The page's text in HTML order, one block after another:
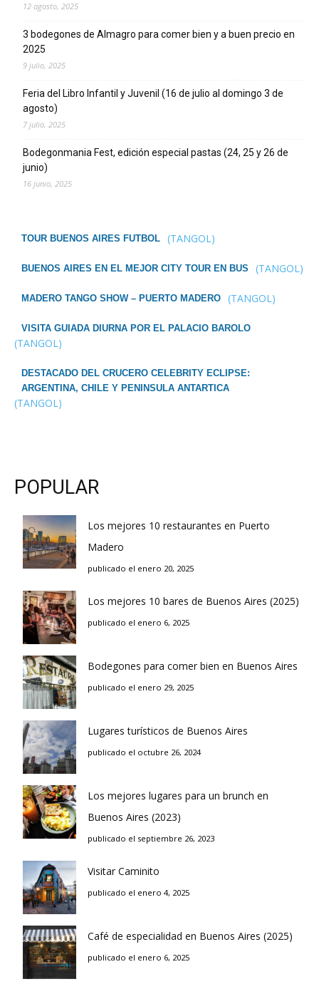
12 agosto, 2025
3 bodegones de Almagro para comer bien y a buen precio en
2025
9 julio, 2025
Feria del Libro Infantil y Juvenil (16 de julio al domingo 3 de
agosto)
7 julio, 2025
Bodegonmania Fest, edición especial pastas (24, 25 y 26 de
junio)
16 junio, 2025
TOUR BUENOS AIRES FUTBOL (TANGOL)
BUENOS AIRES EN EL MEJOR CITY TOUR EN BUS (TANGOL)
MADERO TANGO SHOW – PUERTO MADERO (TANGOL)
VISITA GUIADA DIURNA POR EL PALACIO BAROLO
(TANGOL)
DESTACADO DEL CRUCERO CELEBRITY ECLIPSE:
ARGENTINA, CHILE Y PENINSULA ANTARTICA
(TANGOL)
POPULAR
Los mejores 10 restaurantes en Puerto
Madero
publicado el enero 20, 2025
Los mejores 10 bares de Buenos Aires (2025)
publicado el enero 6, 2025
Bodegones para comer bien en Buenos Aires
publicado el enero 29, 2025
Lugares turísticos de Buenos Aires
publicado el octubre 26, 2024
Los mejores lugares para un brunch en
Buenos Aires (2023)
publicado el septiembre 26, 2023
Visitar Caminito
publicado el enero 4, 2025
Café de especialidad en Buenos Aires (2025)
publicado el enero 6, 2025